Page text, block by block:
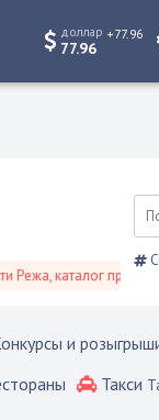
доллар
77.96
+77.96
предприятий,
и
Такси